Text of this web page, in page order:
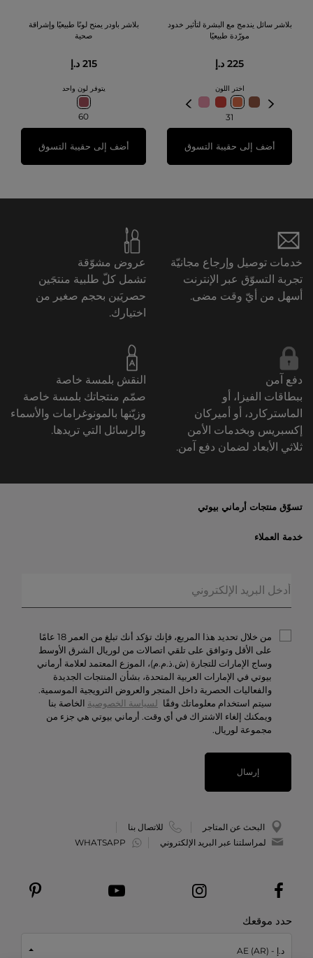
بلاشر سائل يندمج مع البشرة لتأثير خدود
مورّدة طبيعيًا
225 د.إ
اختر اللون
31
أضف إلى حقيبة التسوق
بلاشر باودر يمنح لونًا طبيعيًا وإشراقة
صحية
215 د.إ
يتوفر لون واحد
60
أضف إلى حقيبة التسوق
خدمات توصيل وإرجاع مجانيّة
تجربة التسوّق عبر الإنترنت
أسهل من أيّ وقت مضى.
عروض مشوّقة
تشمل كلّ طلبية منتجَين
حصريَين بحجم صغير من
اختيارك.
دفع آمن
ببطاقات الفيزا، أو
الماستركارد، أو أميركان
إكسبريس وبخدمات الأمن
ثلاثي الأبعاد لضمان دفع آمن.
النقش بلمسة خاصة
صمّم منتجاتك بلمسة خاصة
وزيّنها بالمونوغرامات والأسماء
والرسائل التي تريدها.
تسوّق منتجات أرماني بيوتي
العروض الحصريّة
المكياج
العطور
خدمة العملاء
حالة الطلبيّة
الخصوصيّة والأمن
الشروط والأحكام
تواصل معنا
الوظائف
من خلال تحديد هذا المربع، فإنك تؤكد أنك تبلغ من العمر 18 عامًا
على الأقل وتوافق على تلقي اتصالات من لوريال الشرق الأوسط
وساج الإمارات للتجارة (ش.ذ.م.م)، الموزع المعتمد لعلامة أرماني
بيوتي في الإمارات العربية المتحدة، بشأن المنتجات الجديدة
والفعاليات الحصرية داخل المتجر والعروض الترويجية الموسمية.
سيتم استخدام معلوماتك وفقًا لسياسة الخصوصية الخاصة بنا
ويمكنك إلغاء الاشتراك في أي وقت. أرماني بيوتي هي جزء من
مجموعة لوريال.
إرسال
البحث عن المتاجر
للاتصال بنا
لمراسلتنا عبر البريد الإلكتروني
WHATSAPP
حدد موقعك
د.إ - AE (AR)